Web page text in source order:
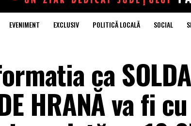
EVENIMENT EXCLUSIV POLITICĂ LOCALĂ SOCIAL
ca
HRANĂ va fi